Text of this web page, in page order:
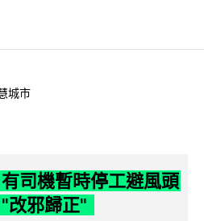
城市
司機暫時停工避風頭
改邪歸正"